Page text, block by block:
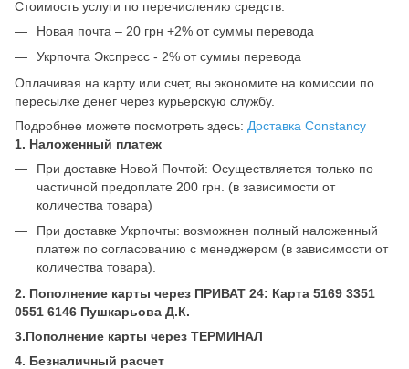
Стоимость услуги по перечислению средств:
Новая почта – 20 грн +2% от суммы перевода
Укрпочта Экспресс - 2% от суммы перевода
Оплачивая на карту или счет, вы экономите на комиссии по
пересылке денег через курьерскую службу.
Подробнее можете посмотреть здесь: Доставка Constancy
1. Наложенный платеж
При доставке Новой Почтой: Осуществляется только по
частичной предоплате 200 грн. (в зависимости от
количества товара)
При доставке Укрпочты: возможнен полный наложенный
платеж по согласованию с менеджером (в зависимости от
количества товара).
2. Пополнение карты через ПРИВАТ 24: Карта 5169 3351
0551 6146 Пушкарьова Д.К.
3.Пополнение карты через ТЕРМИНАЛ
4. Безналичный расчет